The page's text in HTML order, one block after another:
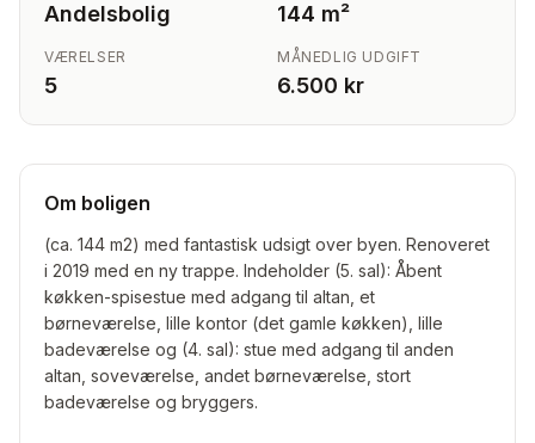
Andelsbolig 144 m²
VÆRELSER
5
MÅNEDLIG UDGIFT
6.500 kr
Om boligen
(ca. 144 m2) med fantastisk udsigt over byen. Renoveret
i 2019 med en ny trappe. Indeholder (5. sal): Åbent
køkken-spisestue med adgang til altan, et
børneværelse, lille kontor (det gamle køkken), lille
badeværelse og (4. sal): stue med adgang til anden
altan, soveværelse, andet børneværelse, stort
badeværelse og bryggers.